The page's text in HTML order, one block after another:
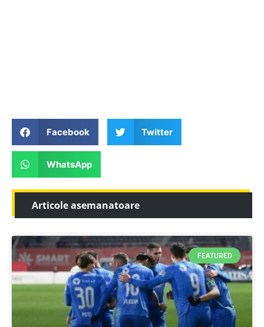
Facebook Twitter
WhatsApp
Articole asemanatoare
FEATURED